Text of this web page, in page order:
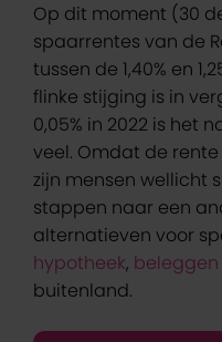
Op dit moment (30
spaarrentes van de
tussen de 1,40% en
flinke stijging is in
0,05% in 2022 is het
veel. Omdat de
zijn mensen wellicht
stappen naar een
alternatieven voor
hypotheek, beleggen
buitenland.